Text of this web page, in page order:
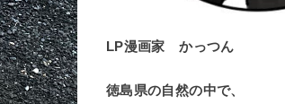
LP漫画家 かっつん
徳島県の自然の中で、